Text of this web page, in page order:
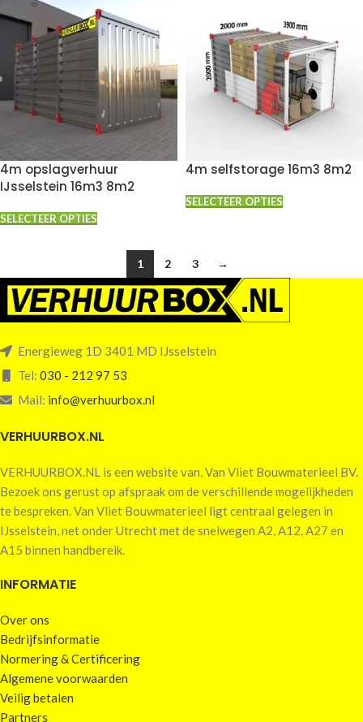
4m opslagverhuur
IJsselstein 16m3 8m2
SELECTEER OPTIES
4m selfstorage 16m3 8m2
SELECTEER OPTIES
1 2 3 →
Energieweg 1D 3401 MD IJsselstein
Tel: 030 - 212 97 53
Mail: info@verhuurbox.nl
VERHUURBOX.NL
VERHUURBOX.NL is een website van, Van Vliet Bouwmaterieel BV.
Bezoek ons gerust op afspraak om de verschillende mogelijkheden
te bespreken. Van Vliet Bouwmaterieel ligt centraal gelegen in
IJsselstein, net onder Utrecht met de snelwegen A2, A12, A27 en
A15 binnen handbereik.
INFORMATIE
Over ons
Bedrijfsinformatie
Normering & Certificering
Algemene voorwaarden
Veilig betalen
Partners